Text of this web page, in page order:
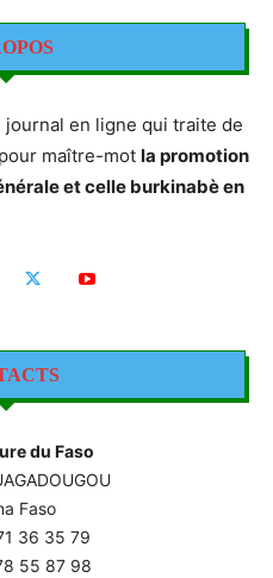
en ligne qui traite de
maître-mot la promotion
et celle burkinabè en
du Faso
Faso
36 35 79
55 87 98